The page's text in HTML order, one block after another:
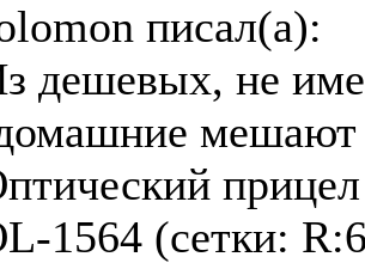
писал(a):
дешевых, не
мешают
1564 (сетки: